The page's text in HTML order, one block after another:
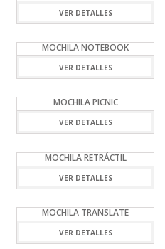
VER DETALLES
MOCHILA NOTEBOOK
VER DETALLES
MOCHILA PICNIC
VER DETALLES
MOCHILA RETRÁCTIL
VER DETALLES
MOCHILA TRANSLATE
VER DETALLES